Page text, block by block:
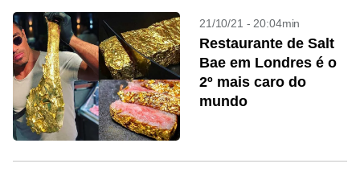
21/10/21 - 20:04min
Restaurante de Salt
Bae em Londres é o
2º mais caro do
mundo